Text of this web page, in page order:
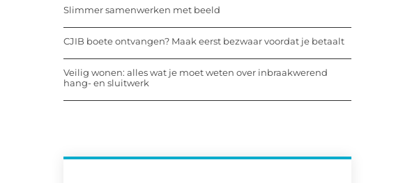
Slimmer samenwerken met beeld
CJIB boete ontvangen? Maak eerst bezwaar voordat je betaalt
Veilig wonen: alles wat je moet weten over inbraakwerend
hang- en sluitwerk